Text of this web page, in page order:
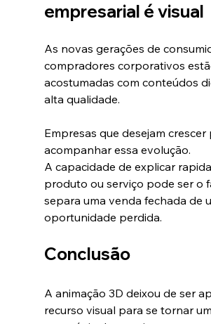
empresarial é visual
As novas gerações de
compradores corporativos
acostumadas com conteúdos
alta qualidade.
Empresas que desejam crescer
acompanhar essa evolução.
A capacidade de explicar
produto ou serviço pode ser o
separa uma venda fechada de
oportunidade perdida.
Conclusão
A animação 3D deixou de ser
recurso visual para se tornar